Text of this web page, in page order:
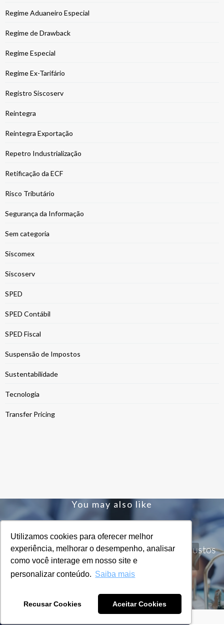
Utilizamos cookies para oferecer melhor
experiência, melhorar o desempenho, analisar
como você interage em nosso site e
personalizar conteúdo. Saiba mais
Recusar Cookies Aceitar Cookies
Regime Aduaneiro Especial
Regime de Drawback
Regime Especial
Regime Ex-Tarifário
Registro Siscoserv
Reintegra
Reintegra Exportação
Repetro Industrialização
Retificação da ECF
Risco Tributário
Segurança da Informação
Sem categoria
Siscomex
Siscoserv
SPED
SPED Contábil
SPED Fiscal
Suspensão de Impostos
Sustentabilidade
Tecnologia
Transfer Pricing
You may also like
REINF, uma nova oportunidade de revisar custos
READ NOW